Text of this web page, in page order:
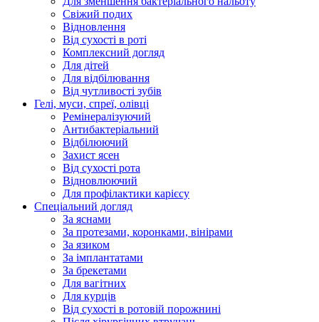
Свіжий подих
Відновлення
Від сухості в роті
Комплексний догляд
Для дітей
Для відбілювання
Від чутливості зубів
Гелі, муси, спреї, олівці
Ремінералізуючий
Антибактеріальний
Відбілюючий
Захист ясен
Від сухості рота
Відновлюючий
Для профілактики карієсу
Спеціальний догляд
За яснами
За протезами, коронками, вінірами
За язиком
За імплантатами
За брекетами
Для вагітних
Для курців
Від сухості в ротовій порожнині